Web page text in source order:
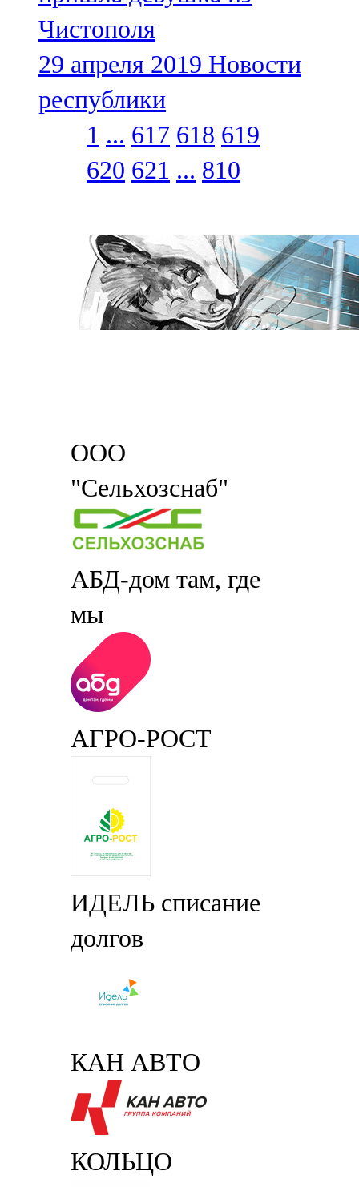
Чистополя
29 апреля 2019 Новости
республики
1 ... 617 618 619
620 621 ... 810
ООО
"Сельхозснаб"
АБД-дом там, где
мы
АГРО-РОСТ
ИДЕЛЬ списание
долгов
КАН АВТО
КОЛЬЦО